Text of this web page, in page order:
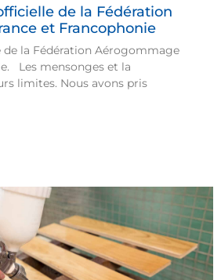
de la Fédération
et Francophonie
la Fédération Aérogommage
Les mensonges et la
limites. Nous avons pris